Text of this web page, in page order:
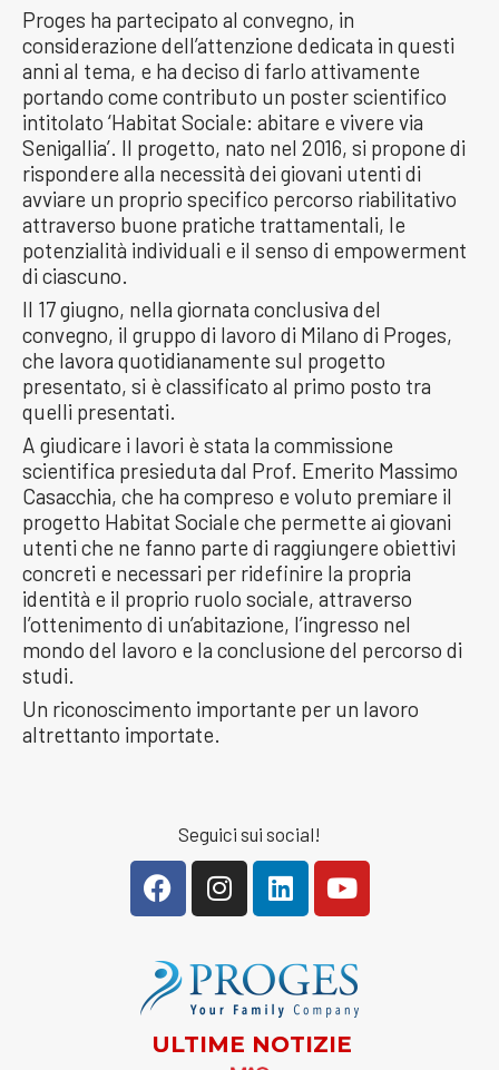
Proges ha partecipato al convegno, in
considerazione dell’attenzione dedicata in questi
anni al tema, e ha deciso di farlo attivamente
portando come contributo un poster scientifico
intitolato ‘Habitat Sociale: abitare e vivere via
Senigallia’. Il progetto, nato nel 2016, si propone di
rispondere alla necessità dei giovani utenti di
avviare un proprio specifico percorso riabilitativo
attraverso buone pratiche trattamentali, le
potenzialità individuali e il senso di empowerment
di ciascuno.
Il 17 giugno, nella giornata conclusiva del
convegno, il gruppo di lavoro di Milano di Proges,
che lavora quotidianamente sul progetto
presentato, si è classificato al primo posto tra
quelli presentati.
A giudicare i lavori è stata la commissione
scientifica presieduta dal Prof. Emerito Massimo
Casacchia, che ha compreso e voluto premiare il
progetto Habitat Sociale che permette ai giovani
utenti che ne fanno parte di raggiungere obiettivi
concreti e necessari per ridefinire la propria
identità e il proprio ruolo sociale, attraverso
l’ottenimento di un’abitazione, l’ingresso nel
mondo del lavoro e la conclusione del percorso di
studi.
Un riconoscimento importante per un lavoro
altrettanto importate.
Seguici sui social!
ULTIME NOTIZIE